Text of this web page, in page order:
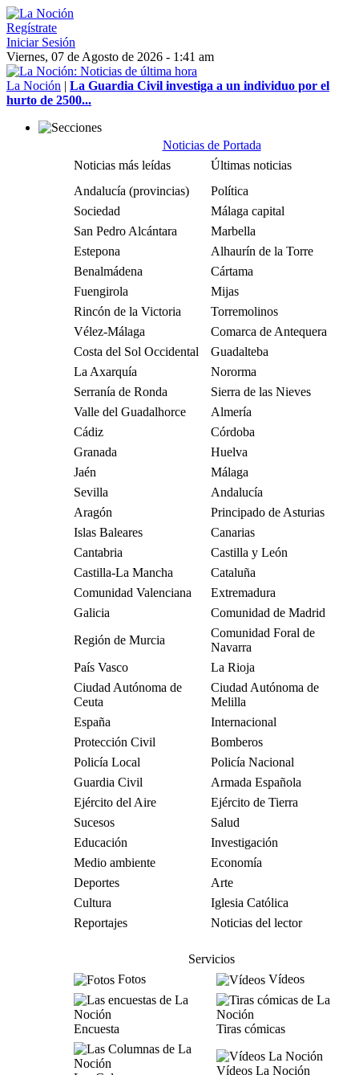
Regístrate
Iniciar Sesión
Viernes, 07 de Agosto de 2026 - 1:41 am
La Noción | La Guardia Civil investiga a un individuo por el
hurto de 2500...
Noticias de Portada
Noticias más leídas
Últimas noticias
Andalucía (provincias)
Política
Sociedad
Málaga capital
San Pedro Alcántara
Marbella
Estepona
Alhaurín de la Torre
Benalmádena
Cártama
Fuengirola
Mijas
Rincón de la Victoria
Torremolinos
Vélez-Málaga
Comarca de Antequera
Costa del Sol Occidental
Guadalteba
La Axarquía
Nororma
Serranía de Ronda
Sierra de las Nieves
Valle del Guadalhorce
Almería
Cádiz
Córdoba
Granada
Huelva
Jaén
Málaga
Sevilla
Andalucía
Aragón
Principado de Asturias
Islas Baleares
Canarias
Cantabria
Castilla y León
Castilla-La Mancha
Cataluña
Comunidad Valenciana
Extremadura
Galicia
Comunidad de Madrid
Región de Murcia
Comunidad Foral de
Navarra
País Vasco
La Rioja
Ciudad Autónoma de
Ceuta
Ciudad Autónoma de
Melilla
España
Internacional
Protección Civil
Bomberos
Policía Local
Policía Nacional
Guardia Civil
Armada Española
Ejército del Aire
Ejército de Tierra
Sucesos
Salud
Educación
Investigación
Medio ambiente
Economía
Deportes
Arte
Cultura
Iglesia Católica
Reportajes
Noticias del lector
Servicios
Fotos
Vídeos
Encuesta Tiras cómicas
Vídeos La Noción